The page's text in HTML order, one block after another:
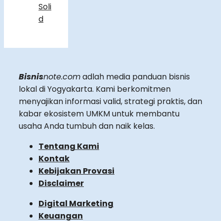
Soli
d
Bisnisnote.comadlah media panduan bisnis
lokal di Yogyakarta. Kami berkomitmen
menyajikan informasi valid, strategi praktis, dan
kabar ekosistem UMKM untuk membantu
usaha Anda tumbuh dan naik kelas.
Tentang Kami
Kontak
Kebijakan Provasi
Disclaimer
Digital Marketing
Keuangan